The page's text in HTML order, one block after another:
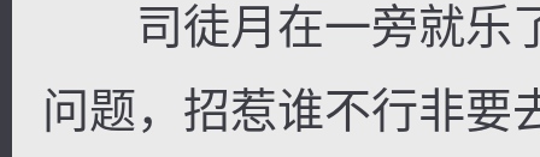
司徒月在一旁就乐
问题，招惹谁不行非要